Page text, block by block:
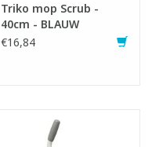
Triko mop Scrub -
40cm - BLAUW
€16,84